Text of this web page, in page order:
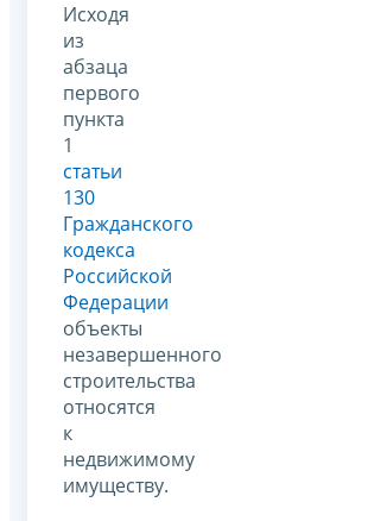
Исходя
из
абзаца
первого
пункта
1
статьи
130
Гражданского
кодекса
Российской
Федерации
объекты
незавершенного
строительства
относятся
к
недвижимому
имуществу.